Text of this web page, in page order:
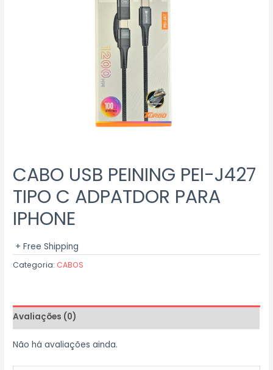
CABO USB PEINING PEI-J427
TIPO C ADPATDOR PARA
IPHONE
+ Free Shipping
Categoria: CABOS
Avaliações (0)
Não há avaliações ainda.